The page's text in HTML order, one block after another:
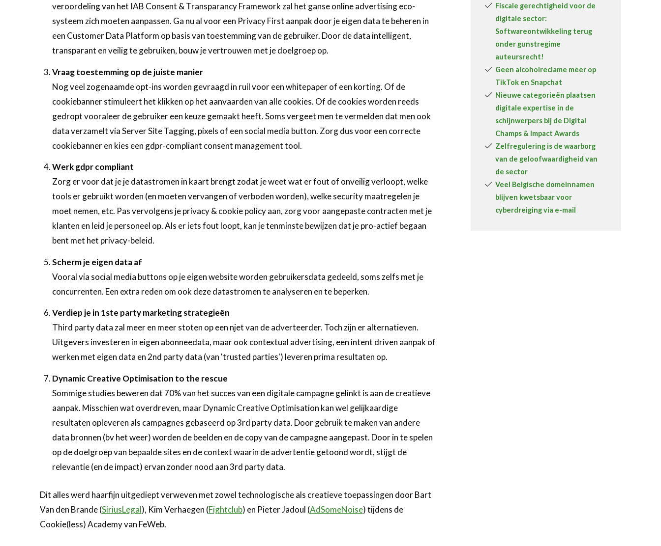
veroordeling van het IAB Consent & Transparancy Framework zal het ganse online advertising eco-
systeem zich moeten aanpassen. Ga nu al voor een Privacy First aanpak door je eigen data te beheren in
een Customer Data Platform op basis van toestemming van de gebruiker. Door de data intelligent,
transparant en veilig te gebruiken, bouw je vertrouwen met je doelgroep op.
Vraag toestemming op de juiste manier
Nog veel zogenaamde opt-ins worden gevraagd in ruil voor een whitepaper of een korting. Of de
cookiebanner stimuleert het klikken op het aanvaarden van alle cookies. Of de cookies worden reeds
gedropt vooraleer de gebruiker een keuze gemaakt heeft. Soms vergeet men te vermelden dat men ook
data verzamelt via Server Site Tagging, pixels of een social media button. Zorg dus voor een correcte
cookiebanner en kies een gdpr-compliant consent management tool.
Werk gdpr compliant
Zorg er voor dat je je datastromen in kaart brengt zodat je weet wat er fout of onveilig verloopt, welke
tools er gebruikt worden (en moeten vervangen of verboden worden), welke security maatregelen je
moet nemen, etc. Pas vervolgens je privacy & cookie policy aan, zorg voor aangepaste contracten met je
klanten en leid je personeel op. Als er iets fout loopt, kan je tenminste bewijzen dat je pro-actief begaan
bent met het privacy-beleid.
Scherm je eigen data af
Vooral via social media buttons op je eigen website worden gebruikersdata gedeeld, soms zelfs met je
concurrenten. Een extra reden om ook deze datastromen te analyseren en te beperken.
Verdiep je in 1ste party marketing strategieën
Third party data zal meer en meer stoten op een njet van de adverteerder. Toch zijn er alternatieven.
Uitgevers investeren in eigen abonneedata, maar ook contextual advertising, een intent driven aanpak of
werken met eigen data en 2nd party data (van 'trusted parties') leveren prima resultaten op.
Dynamic Creative Optimisation to the rescue
Sommige studies beweren dat 70% van het succes van een digitale campagne gelinkt is aan de creatieve
aanpak. Misschien wat overdreven, maar Dynamic Creative Optimisation kan wel gelijkaardige
resultaten opleveren als campagnes gebaseerd op 3rd party data. Door gebruik te maken van andere
data bronnen (bv het weer) worden de beelden en de copy van de campagne aangepast. Door in te spelen
op de doelgroep van bepaalde sites en de context waarin de advertentie getoond wordt, stijgt de
relevantie (en de impact) ervan zonder nood aan 3rd party data.
Dit alles werd haarfijn uitgediept verweven met zowel technologische als creatieve toepassingen door Bart
Van den Brande (SiriusLegal), Kim Verhaegen (Fightclub) en Pieter Jadoul (AdSomeNoise) tijdens de
Cookie(less) Academy van FeWeb.
Fiscale gerechtigheid voor de
digitale sector:
Softwareontwikkeling terug
onder gunstregime
auteursrecht!
Geen alcoholreclame meer op
TikTok en Snapchat
Nieuwe categorieën plaatsen
digitale expertise in de
schijnwerpers bij de Digital
Champs & Impact Awards
Zelfregulering is de waarborg
van de geloofwaardigheid van
de sector
Veel Belgische domeinnamen
blijven kwetsbaar voor
cyberdreiging via e-mail